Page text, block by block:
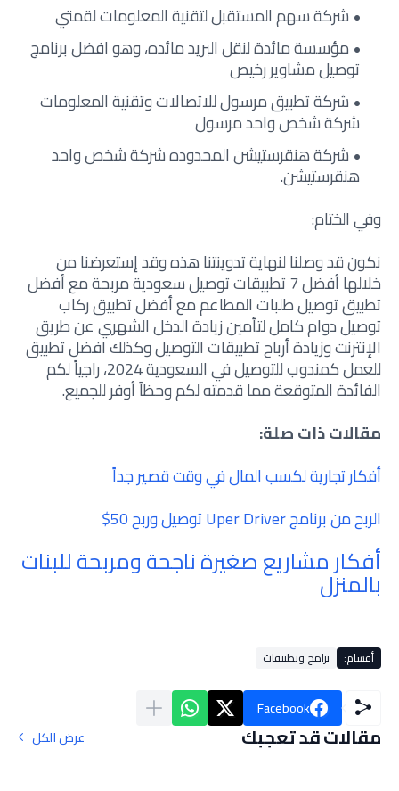
شركة سهم المستقبل لتقنية المعلومات لقمتي
مؤسسة مائدة لنقل البريد مائده، وهو افضل برنامج
توصيل مشاوير رخيص
شركة تطبيق مرسول للاتصالات وتقنية المعلومات
شركة شخص واحد مرسول
شركة هنقرستيشن المحدوده شركة شخص واحد
هنقرستيشن.
وفي الختام:
نكون قد وصلنا لنهاية تدوينتنا هذه وقد إستعرضنا من
خلالها أفضل 7 تطبيقات توصيل سعودية مربحة مع أفضل
تطبيق توصيل طلبات المطاعم مع أفضل تطبيق ركاب
توصيل دوام كامل لتأمين زيادة الدخل الشهري عن طريق
الإنترنت وزيادة أرباح تطبيقات التوصيل وكذلك افضل تطبيق
للعمل كمندوب للتوصيل في السعودية 2024، راجياً لكم
الفائدة المتوقعة مما قدمته لكم وحظاً أوفر للجميع.
مقالات ذات صلة:
أفكار تجارية لكسب المال في وقت قصير جداً
الربح من برنامج Uper Driver توصيل وربح 50$
أفكار مشاريع صغيرة ناجحة ومربحة للبنات
بالمنزل
أقسام: برامج وتطبيقات
Facebook
مقالات قد تعجبك عرض الكل